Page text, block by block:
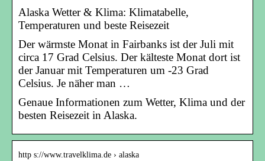
Alaska Wetter & Klima: Klimatabelle,
Temperaturen und beste Reisezeit
Der wärmste Monat in Fairbanks ist der Juli mit
circa 17 Grad Celsius. Der kälteste Monat dort ist
der Januar mit Temperaturen um -23 Grad
Celsius. Je näher man …
Genaue Informationen zum Wetter, Klima und der
besten Reisezeit in Alaska.
http s://www.travelklima.de › alaska